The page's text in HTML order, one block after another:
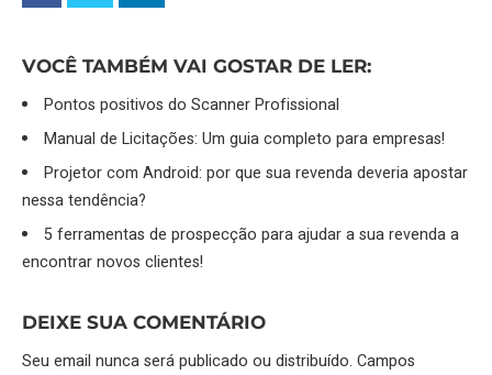
VOCÊ TAMBÉM VAI GOSTAR DE LER:
Pontos positivos do Scanner Profissional
Manual de Licitações: Um guia completo para empresas!
Projetor com Android: por que sua revenda deveria apostar
nessa tendência?
5 ferramentas de prospecção para ajudar a sua revenda a
encontrar novos clientes!
DEIXE SUA COMENTÁRIO
Seu email nunca será publicado ou distribuído. Campos